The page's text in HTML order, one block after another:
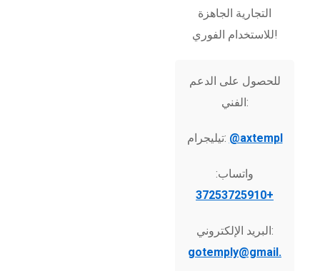
التجارية الجاهزة
للاستخدام الفوري!
للحصول على الدعم
الفني:
تيليجرام: @axtempl
واتساب:
+37253725910
البريد الإلكتروني:
gotemply@gmail.